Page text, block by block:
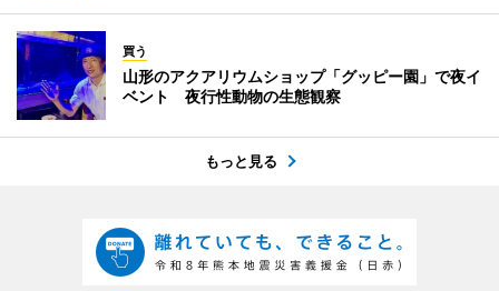
買う
山形のアクアリウムショップ「グッピー園」で夜イ
ベント 夜行性動物の生態観察
もっと見る